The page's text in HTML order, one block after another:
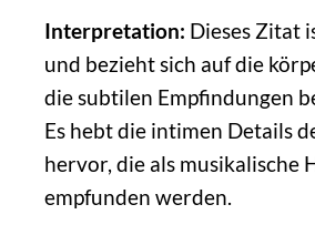
Interpretation: Dieses Zitat
und bezieht sich auf die
die subtilen Empfindungen
Es hebt die intimen Details
hervor, die als musikalische
empfunden werden.